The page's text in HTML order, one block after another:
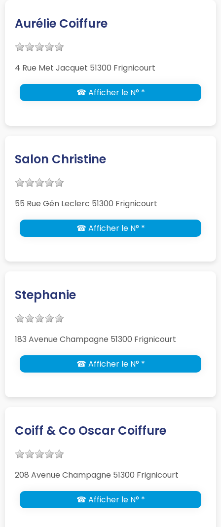
Aurélie Coiffure
4 Rue Met Jacquet 51300 Frignicourt
☎ Afficher le N° *
Salon Christine
55 Rue Gén Leclerc 51300 Frignicourt
☎ Afficher le N° *
Stephanie
183 Avenue Champagne 51300 Frignicourt
☎ Afficher le N° *
Coiff & Co Oscar Coiffure
208 Avenue Champagne 51300 Frignicourt
☎ Afficher le N° *